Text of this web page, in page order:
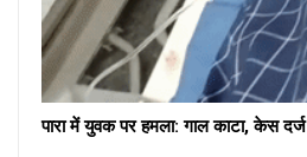
पारा में युवक पर हमला: गाल काटा, केस दर्ज